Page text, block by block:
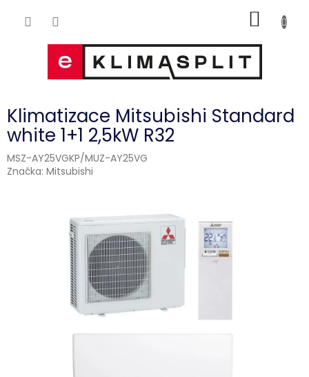
KOŠÍK
Klimatizace Mitsubishi Standard
white 1+1 2,5kW R32
MSZ-AY25VGKP/MUZ-AY25VG
Značka: Mitsubishi